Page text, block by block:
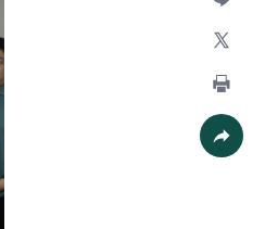
加入好
列印